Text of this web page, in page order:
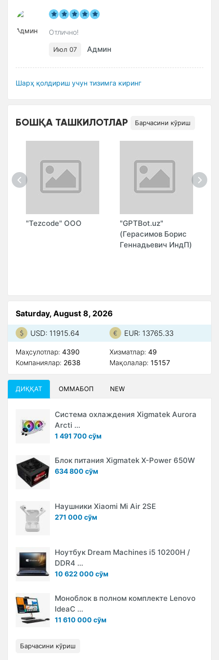
Отлично!
Июл 07 Админ
Шарҳ қолдириш учун тизимга киринг
БОШҚА ТАШКИЛОТЛАР Барчасини кўриш
"Tezcode" ООО
"GPTBot.uz"
(Герасимов Борис
Геннадьевич ИндП)
Saturday, August 8, 2026
USD: 11915.64 EUR: 13765.33
Маҳсулотлар: 4390
Компаниялар: 2638
Xизматлар: 49
Мақолалар: 15157
ДИҚҚАТ ОММАБОП NEW
Система охлаждения Xigmatek Aurora
Arcti ...
1 491 700 сўм
Блок питания Xigmatek X-Power 650W
634 800 сўм
Наушники Xiaomi Mi Air 2SE
271 000 сўм
Ноутбук Dream Machines i5 10200H /
DDR4 ...
10 622 000 сўм
Моноблок в полном комплекте Lenovo
IdeaC ...
11 610 000 сўм
Барчасини кўриш